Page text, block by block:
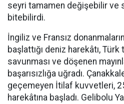
seyri tamamen değişebilir ve
bitebilirdi.
İngiliz ve Fransız
başlattığı deniz harekâtı, Türk
savunması ve döşenen
başarısızlığa uğradı.
geçemeyen İtilaf kuvvetleri,
harekâtına başladı. Gelibolu